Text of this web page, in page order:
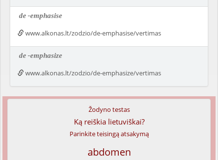
de-emphasise
www.alkonas.lt/zodzio/de-emphasise/vertimas
de-emphasize
www.alkonas.lt/zodzio/de-emphasize/vertimas
Žodyno testas
Ką reiškia lietuviškai?
Parinkite teisingą atsakymą
abdomen